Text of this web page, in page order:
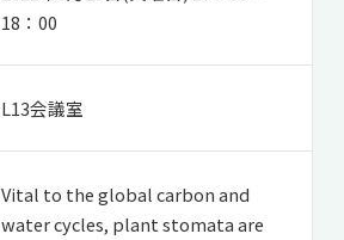
18：00
L13会議室
Vital to the global carbon and
water cycles, plant stomata are